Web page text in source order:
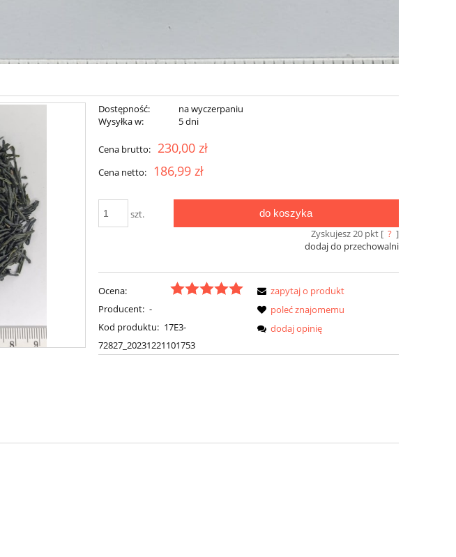
Dostępność:
na wyczerpaniu
Wysyłka w:
5 dni
Cena brutto: 230,00 zł
Cena netto: 186,99 zł
szt. do koszyka
Zyskujesz20pkt [ ? ]
dodaj do przechowalni
Ocena:
Producent: -
Kod produktu: 17E3-
72827_20231221101753
zapytaj o produkt
poleć znajomemu
dodaj opinię